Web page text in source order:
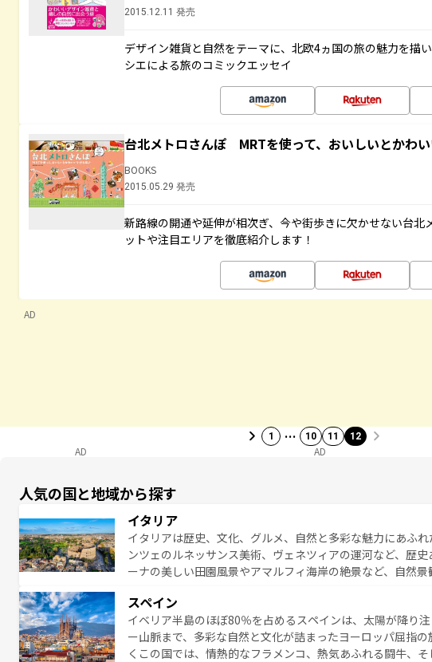
2015.12.11 発売
デザイン雑貨と自然をテーマに、北欧4ヵ国の旅の魅力を描
シエによる旅のコミックエッセイ
台北メトロさんぽ MRTを使って、おいしいとかわ
BOOKS
2015.05.29 発売
新路線の開通や延伸が相次ぎ、今や街歩きに欠かせない台北
ットや注目エリアを徹底紹介します！
AD
1 … 10 11 12
AD AD
人気の国と地域から探す
イタリア
イタリアは歴史、文化、グルメ、自然と多彩な魅力にあふれ
ンツェのルネッサンス美術、ヴェネツィアの運河など、歴
ーナの美しい田園風景やアマルフィ海岸の絶景など、自然
夜眠るまで、すべての瞬間を楽しませてくれるイタリアで、
なお、新着のイタリア情報はコンテンツ一覧を参照してほし
スペイン
イベリア半島のほぼ80％を占めるスペインは、太陽が降り
ー山脈まで、多彩な自然と文化が詰まったヨーロッパ屈指
くこの国では、情熱的なフラメンコ、熱気あふれる闘牛、